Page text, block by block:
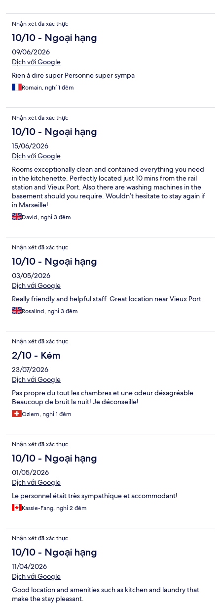
Nhận xét đã xác thực
10/10 - Ngoại hạng
09/06/2026
Dịch với Google
Rien à dire super Personne super sympa
Romain, nghỉ 1 đêm
Nhận xét đã xác thực
10/10 - Ngoại hạng
15/06/2026
Dịch với Google
Rooms exceptionally clean and contained everything you need
in the kitchenette. Perfectly located just 10 mins from the rail
station and Vieux Port. Also there are washing machines in the
basement should you require. Wouldn’t hesitate to stay again if
in Marseille!
David, nghỉ 3 đêm
Nhận xét đã xác thực
10/10 - Ngoại hạng
03/05/2026
Dịch với Google
Really friendly and helpful staff. Great location near Vieux Port.
Rosalind, nghỉ 3 đêm
Nhận xét đã xác thực
2/10 - Kém
23/07/2026
Dịch với Google
Pas propre du tout les chambres et une odeur désagréable.
Beaucoup de bruit la nuit! Je déconseille!
Ozlem, nghỉ 1 đêm
Nhận xét đã xác thực
10/10 - Ngoại hạng
01/05/2026
Dịch với Google
Le personnel était très sympathique et accommodant!
Kassie-Fang, nghỉ 2 đêm
Nhận xét đã xác thực
10/10 - Ngoại hạng
11/04/2026
Dịch với Google
Good location and amenities such as kitchen and laundry that
make the stay pleasant.